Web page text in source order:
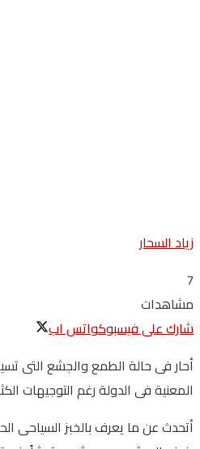
زياد السحار
7
مشاهدات
شارك على فيسبوكواتس اب
أحار فى حالة الطمع والجشع التى
المعنية فى الدولة رغم التوجيهات
أتحدث عن ما يعرف بالخبز السياحى